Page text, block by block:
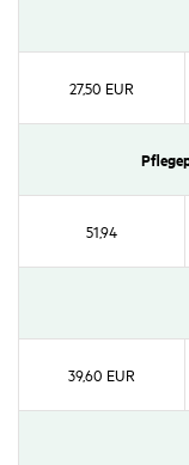
27,50 EUR
51,94
39,60 EUR